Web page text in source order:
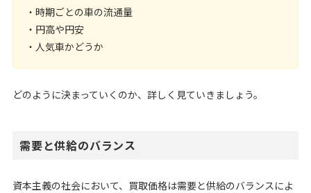
・時期ごとの車の流通量
・円高や円安
・人気車かどうか
どのように決まっていくのか、詳しく見ていきましょう。
需要と供給のバランス
資本主義の社会において、買取価格は需要と供給のバランスによ